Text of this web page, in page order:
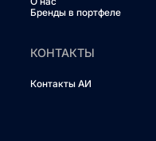
Бренды в портфеле
КОНТАКТЫ
Контакты АИ